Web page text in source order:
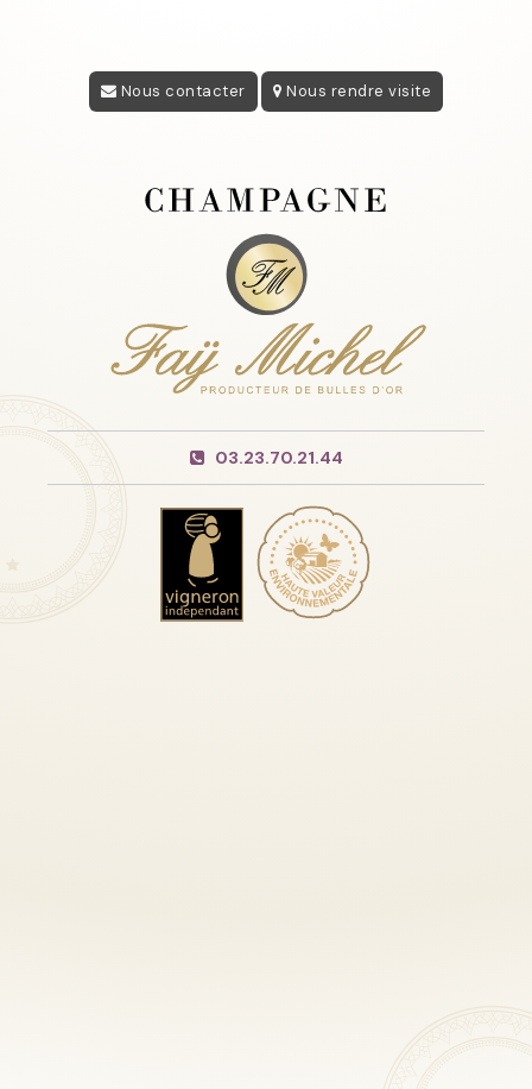
Nous contacter Nous rendre visite
03.23.70.21.44